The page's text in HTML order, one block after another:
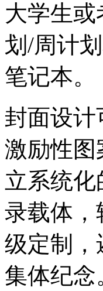
大学生或
划/周计
笔记本。
封面设
激励性图
立系统
录载体，
级定制，
集体纪